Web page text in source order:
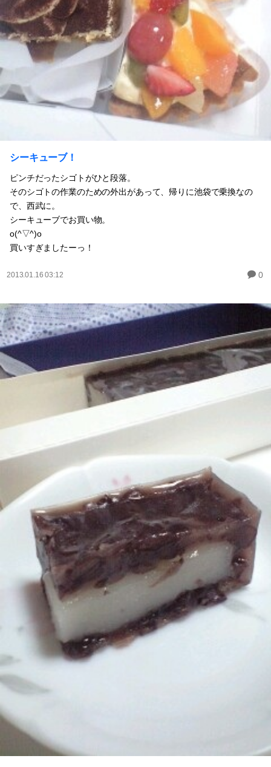
シーキューブ！
ピンチだったシゴトがひと段落。
そのシゴトの作業のための外出があって、帰りに池袋で乗換なの
で、西武に。
シーキューブでお買い物。
o(^▽^)o
買いすぎましたーっ！
2013.01.16 03:12 0